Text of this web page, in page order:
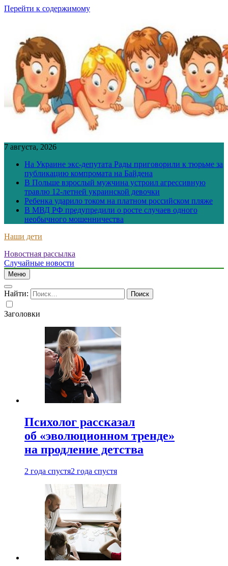
Перейти к содержимому
7 августа, 2026
На Украине экс-депутата Рады приговорили к тюрьме за
публикацию компромата на Байдена
В Польше взрослый мужчина устроил агрессивную
травлю 12-летней украинской девочки
Ребенка ударило током на платном российском пляже
В МВД РФ предупредили о росте случаев одного
необычного мошенничества
Наши дети
Новостная рассылка
Случайные новости
Меню
Найти:
Заголовки
Психолог рассказал
об «эволюционном тренде»
на продление детства
2 года спустя2 года спустя